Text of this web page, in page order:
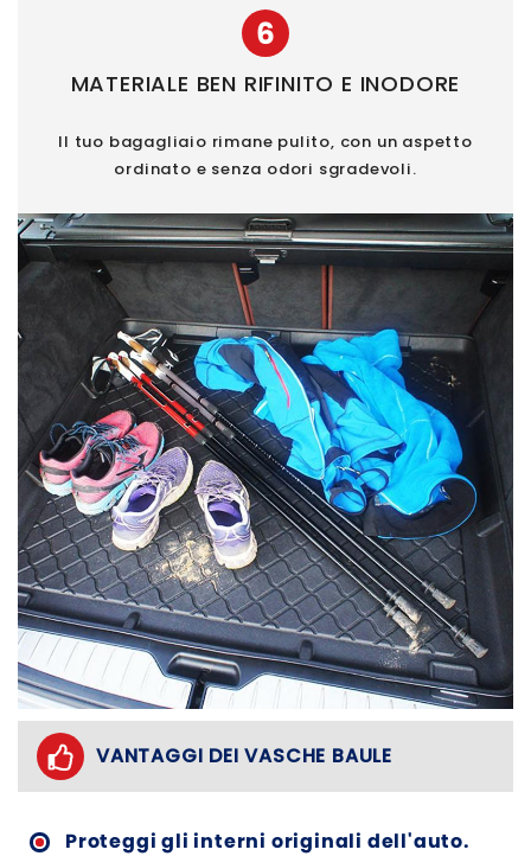
6
MATERIALE BEN RIFINITO E INODORE
Il tuo bagagliaio rimane pulito, con un aspetto
ordinato e senza odori sgradevoli.
VANTAGGI DEI VASCHE BAULE
Proteggi gli interni originali dell'auto.